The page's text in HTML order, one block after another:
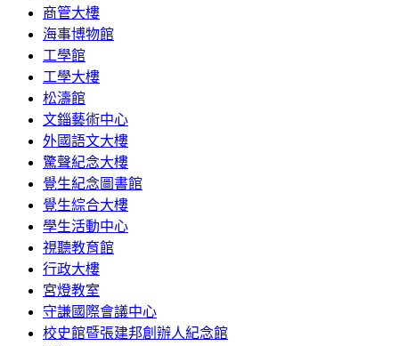
商管大樓
海事博物館
工學館
工學大樓
松濤館
文錙藝術中心
外國語文大樓
驚聲紀念大樓
覺生紀念圖書館
覺生綜合大樓
學生活動中心
視聽教育館
行政大樓
宮燈教室
守謙國際會議中心
校史館暨張建邦創辦人紀念館